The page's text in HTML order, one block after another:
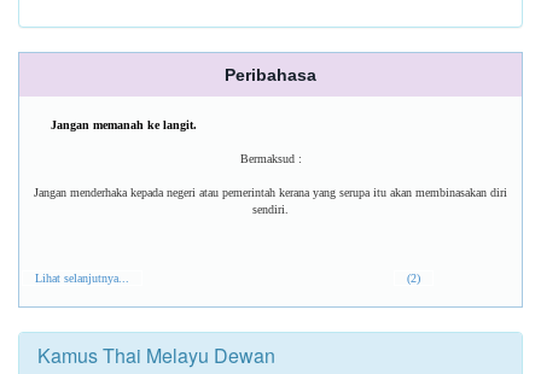
Peribahasa
Jangan memanah ke langit.
Bermaksud :
Jangan menderhaka kepada negeri atau pemerintah kerana yang serupa itu akan membinasakan diri
sendiri.
Lihat selanjutnya... (2)
Kamus Thai Melayu Dewan